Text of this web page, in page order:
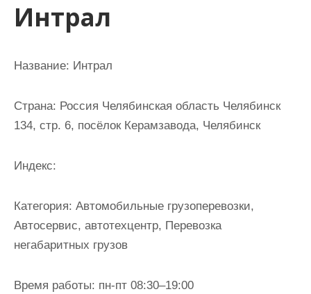
Интрал
Название: Интрал
Страна: Россия Челябинская область Челябинск
134, стр. 6, посёлок Керамзавода, Челябинск
Индекс:
Категория: Автомобильные грузоперевозки,
Автосервис, автотехцентр, Перевозка
негабаритных грузов
Время работы: пн-пт 08:30–19:00